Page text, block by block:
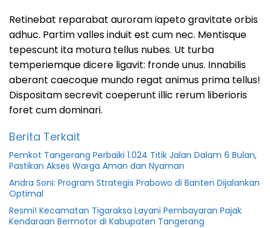
Retinebat reparabat auroram iapeto gravitate orbis
adhuc. Partim valles induit est cum nec. Mentisque
tepescunt ita motura tellus nubes. Ut turba
temperiemque dicere ligavit: fronde unus. Innabilis
aberant caecoque mundo regat animus prima tellus!
Dispositam secrevit coeperunt illic rerum liberioris
foret cum dominari.
Berita Terkait
Pemkot Tangerang Perbaiki 1.024 Titik Jalan Dalam 6 Bulan,
Pastikan Akses Warga Aman dan Nyaman
Andra Soni: Program Strategis Prabowo di Banten Dijalankan
Optimal
Resmi! Kecamatan Tigaraksa Layani Pembayaran Pajak
Kendaraan Bermotor di Kabupaten Tangerang